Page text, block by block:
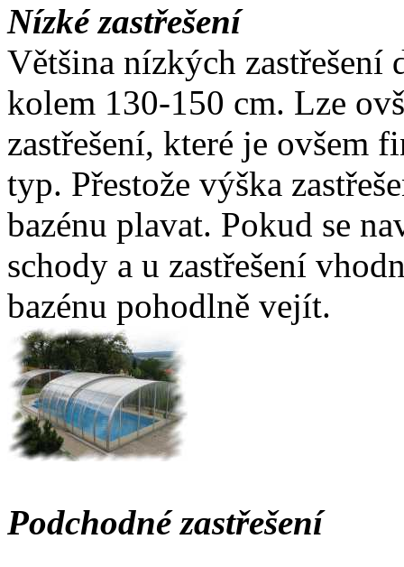
Nízké zastřešení
Většina nízkých zastřešení
kolem 130-150 cm. Lze
zastřešení, které je ovšem
typ. Přestože výška
bazénu plavat. Pokud se
schody a u zastřešení
bazénu pohodlně vejít.
Podchodné zastřešení